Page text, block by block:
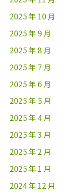
2025 年 10 月
2025 年 9 月
2025 年 8 月
2025 年 7 月
2025 年 6 月
2025 年 5 月
2025 年 4 月
2025 年 3 月
2025 年 2 月
2025 年 1 月
2024 年 12 月